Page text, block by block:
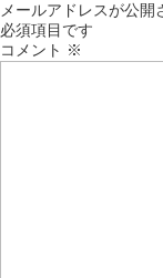
メールアドレスが公開
必須項目です
コメント ※